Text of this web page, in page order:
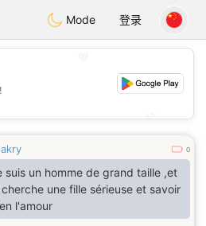
Dating
Mode 登录
0
suis un homme de grand taille ,et
cherche une fille sérieuse et savoir
l'amour